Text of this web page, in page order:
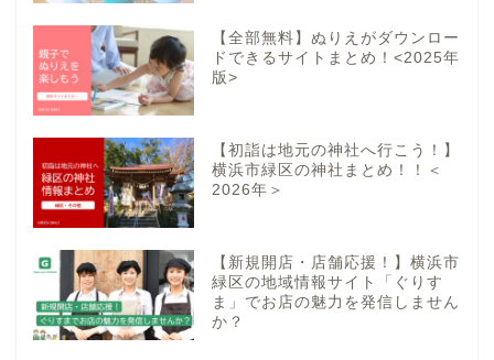
【全部無料】ぬりえがダウンロー
ドできるサイトまとめ！<2025年
版>
【初詣は地元の神社へ行こう！】
横浜市緑区の神社まとめ！！＜
2026年＞
【新規開店・店舗応援！】横浜市
緑区の地域情報サイト「ぐりす
ま」でお店の魅力を発信しません
か？